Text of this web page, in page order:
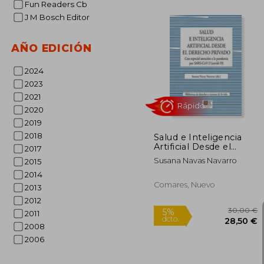
Fun Readers Cb
J M Bosch Editor
AÑO EDICIÓN
2024
2023
2021
2020
2019
2018
2017
2015
2014
2013
2012
2011
2008
2006
5%
dcto.
Salud e Inteligencia
Artificial Desde el
Derecho Privado
Susana Navas Navarro
Comares, Nuevo